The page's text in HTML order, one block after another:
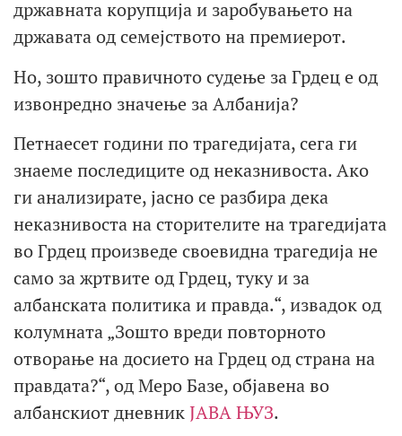
државната корупција и заробувањето на
државата од семејството на премиерот.
Но, зошто правичното судење за Грдец е од
извонредно значење за Албанија?
Петнаесет години по трагедијата, сега ги
знаеме последиците од неказнивоста. Ако
ги анализирате, јасно се разбира дека
неказнивоста на сторителите на трагедијата
во Грдец произведе своевидна трагедија не
само за жртвите од Грдец, туку и за
албанската политика и правда.“, извадок од
колумната „Зошто вреди повторното
отворање на досието на Грдец од страна на
правдата?“, од Меро Базе, објавена во
албанскиот дневникЈАВА ЊУЗ.